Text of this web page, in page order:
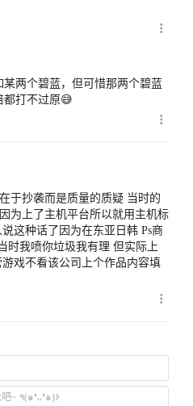
某两个碧蓝，但可惜那两个碧蓝
都打不过原😅
于抄袭而是质量的质疑 当时的
为上了主机平台所以就用主机标
这种话了因为在东亚日韩 Ps商
时我喷你垃圾我有理 但实际上
戏不看该公司上个作品内容填